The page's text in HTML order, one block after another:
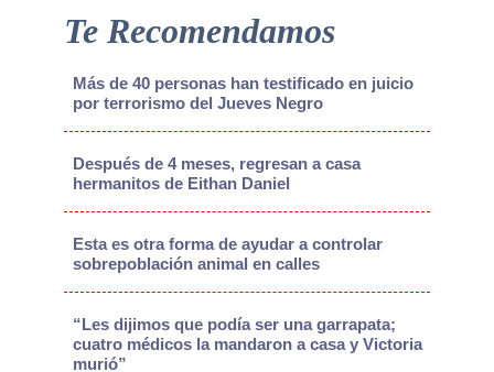
Te Recomendamos
Más de 40 personas han testificado en juicio
por terrorismo del Jueves Negro
Después de 4 meses, regresan a casa
hermanitos de Eithan Daniel
Esta es otra forma de ayudar a controlar
sobrepoblación animal en calles
“Les dijimos que podía ser una garrapata;
cuatro médicos la mandaron a casa y Victoria
murió”